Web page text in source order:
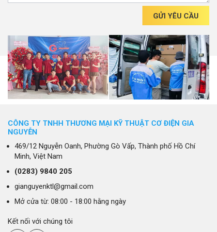
GỬI YÊU CẦU
CÔNG TY TNHH THƯƠNG MẠI KỸ THUẬT CƠ ĐIỆN GIA
NGUYỄN
469/12 Nguyễn Oanh, Phường Gò Vấp, Thành phố Hồ Chí
Minh, Việt Nam
(0283) 9840 205
gianguyenktl@gmail.com
Mở cửa từ: 08:00 - 18:00 hằng ngày
Kết nối với chúng tôi